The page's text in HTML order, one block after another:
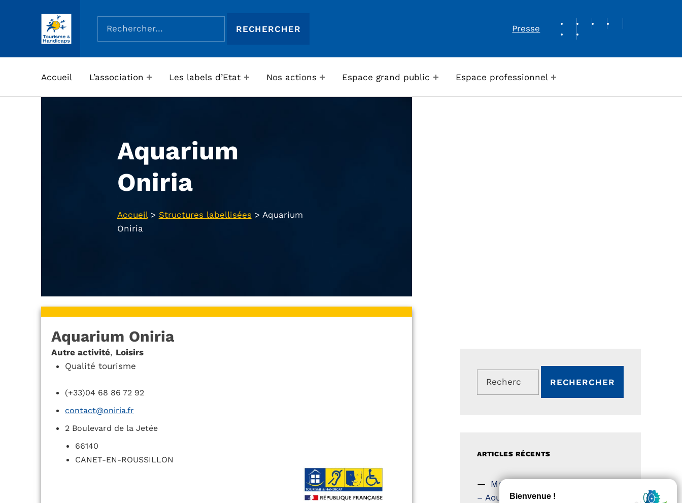
ASSOCIATION TOURISME ET HANDICAPS
Rechercher :
Presse
REVUE DE PRESSE
Accueil L’association Les labels d’Etat Nos actions Espace grand public Espace professionnel
Aquarium
Oniria
Accueil> Structures labellisées > Aquarium
Oniria
Aquarium Oniria
Autre activité, Loisirs
Qualité tourisme
(+33)04 68 86 72 92
contact@oniria.fr
2 Boulevard de la Jetée
66140
CANET-EN-ROUSSILLON
Rechercher :
ARTICLES RÉCENTS
Magazine Tourisme Accessible
– Aout 2026